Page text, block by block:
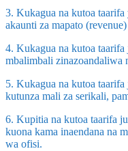
3. Kukagua na kutoa
akaunti za mapato
4. Kukagua na kutoa taarifa
mbalimbali zinazoandaliwa
5. Kukagua na kutoa
kutunza mali za serikali,
6. Kupitia na kutoa taarifa
kuona kama inaendana na
wa ofisi.